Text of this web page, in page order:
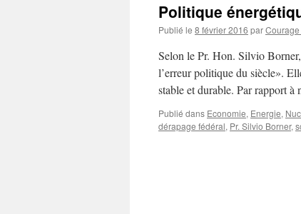
Politique
Publié le 8 février 2016 par
Selon le Pr. Hon. Silvio
l’erreur politique du siècle».
stable et durable. Par rapport
Publié dans Economie, Energie,
dérapage fédéral, Pr. Silvio Borner,